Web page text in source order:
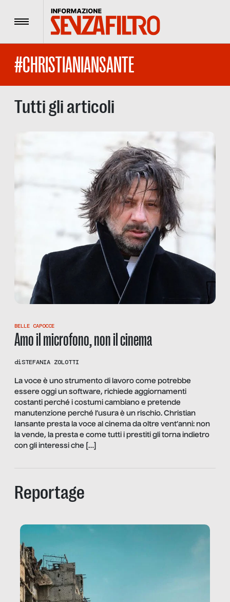
Menu
#CHRISTIANIANSANTE
Tutti gli articoli
BELLE CAPOCCE
Amo il microfono, non il cinema
diSTEFANIA ZOLOTTI
La voce è uno strumento di lavoro come potrebbe
essere oggi un software, richiede aggiornamenti
costanti perché i costumi cambiano e pretende
manutenzione perché l’usura è un rischio. Christian
Iansante presta la voce al cinema da oltre vent’anni: non
la vende, la presta e come tutti i prestiti gli torna indietro
con gli interessi che […]
Reportage